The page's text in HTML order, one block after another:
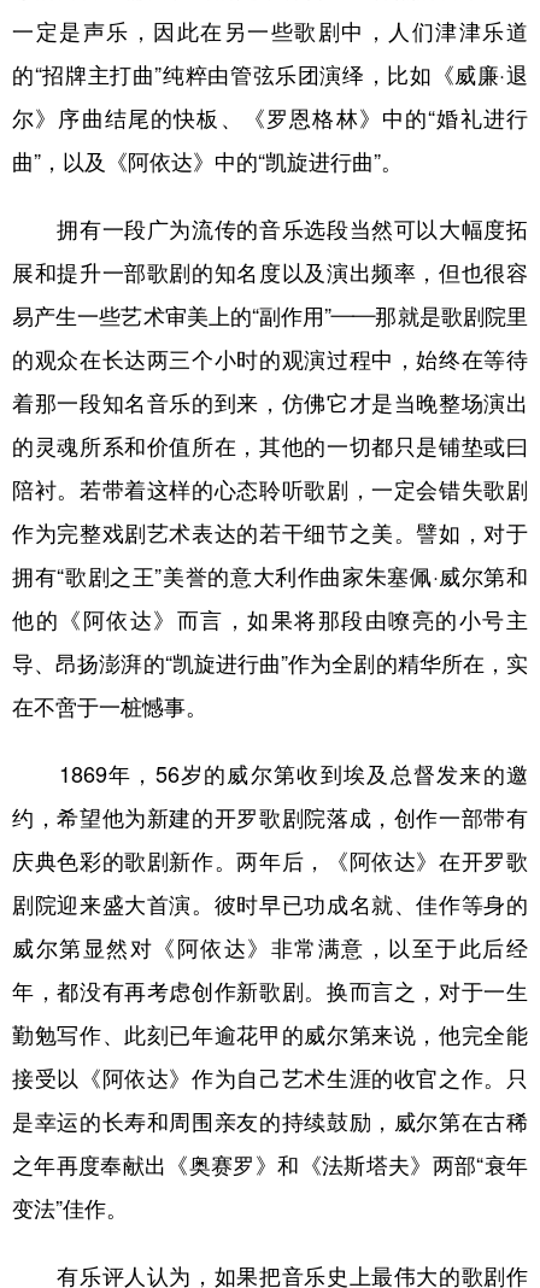
山东 河南 湖北 湖南
广东 广西 海南 重庆
四川 贵州 云南 西藏
新疆 内蒙古 黑龙江
多语种频道
Deutsch Português
一定是声乐，因此在另一些歌剧中，人们津津乐道
的“招牌主打曲”纯粹由管弦乐团演绎，比如《威廉·退
尔》序曲结尾的快板、《罗恩格林》中的“婚礼进行
曲”，以及《阿依达》中的“凯旋进行曲”。
拥有一段广为流传的音乐选段当然可以大幅度拓
展和提升一部歌剧的知名度以及演出频率，但也很容
易产生一些艺术审美上的“副作用”——那就是歌剧院里
的观众在长达两三个小时的观演过程中，始终在等待
着那一段知名音乐的到来，仿佛它才是当晚整场演出
的灵魂所系和价值所在，其他的一切都只是铺垫或曰
陪衬。若带着这样的心态聆听歌剧，一定会错失歌剧
作为完整戏剧艺术表达的若干细节之美。譬如，对于
拥有“歌剧之王”美誉的意大利作曲家朱塞佩·威尔第和
他的《阿依达》而言，如果将那段由嘹亮的小号主
导、昂扬澎湃的“凯旋进行曲”作为全剧的精华所在，实
在不啻于一桩憾事。
1869年，56岁的威尔第收到埃及总督发来的邀
约，希望他为新建的开罗歌剧院落成，创作一部带有
庆典色彩的歌剧新作。两年后，《阿依达》在开罗歌
剧院迎来盛大首演。彼时早已功成名就、佳作等身的
威尔第显然对《阿依达》非常满意，以至于此后经
年，都没有再考虑创作新歌剧。换而言之，对于一生
勤勉写作、此刻已年逾花甲的威尔第来说，他完全能
接受以《阿依达》作为自己艺术生涯的收官之作。只
是幸运的长寿和周围亲友的持续鼓励，威尔第在古稀
之年再度奉献出《奥赛罗》和《法斯塔夫》两部“衰年
变法”佳作。
有乐评人认为，如果把音乐史上最伟大的歌剧作